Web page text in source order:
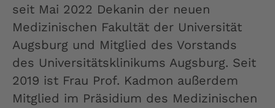
seit Mai 2022 Dekanin der neuen
Medizinischen Fakultät der Universität
Augsburg und Mitglied des Vorstands
des Universitätsklinikums Augsburg. Seit
2019 ist Frau Prof. Kadmon außerdem
Mitglied im Präsidium des Medizinischen